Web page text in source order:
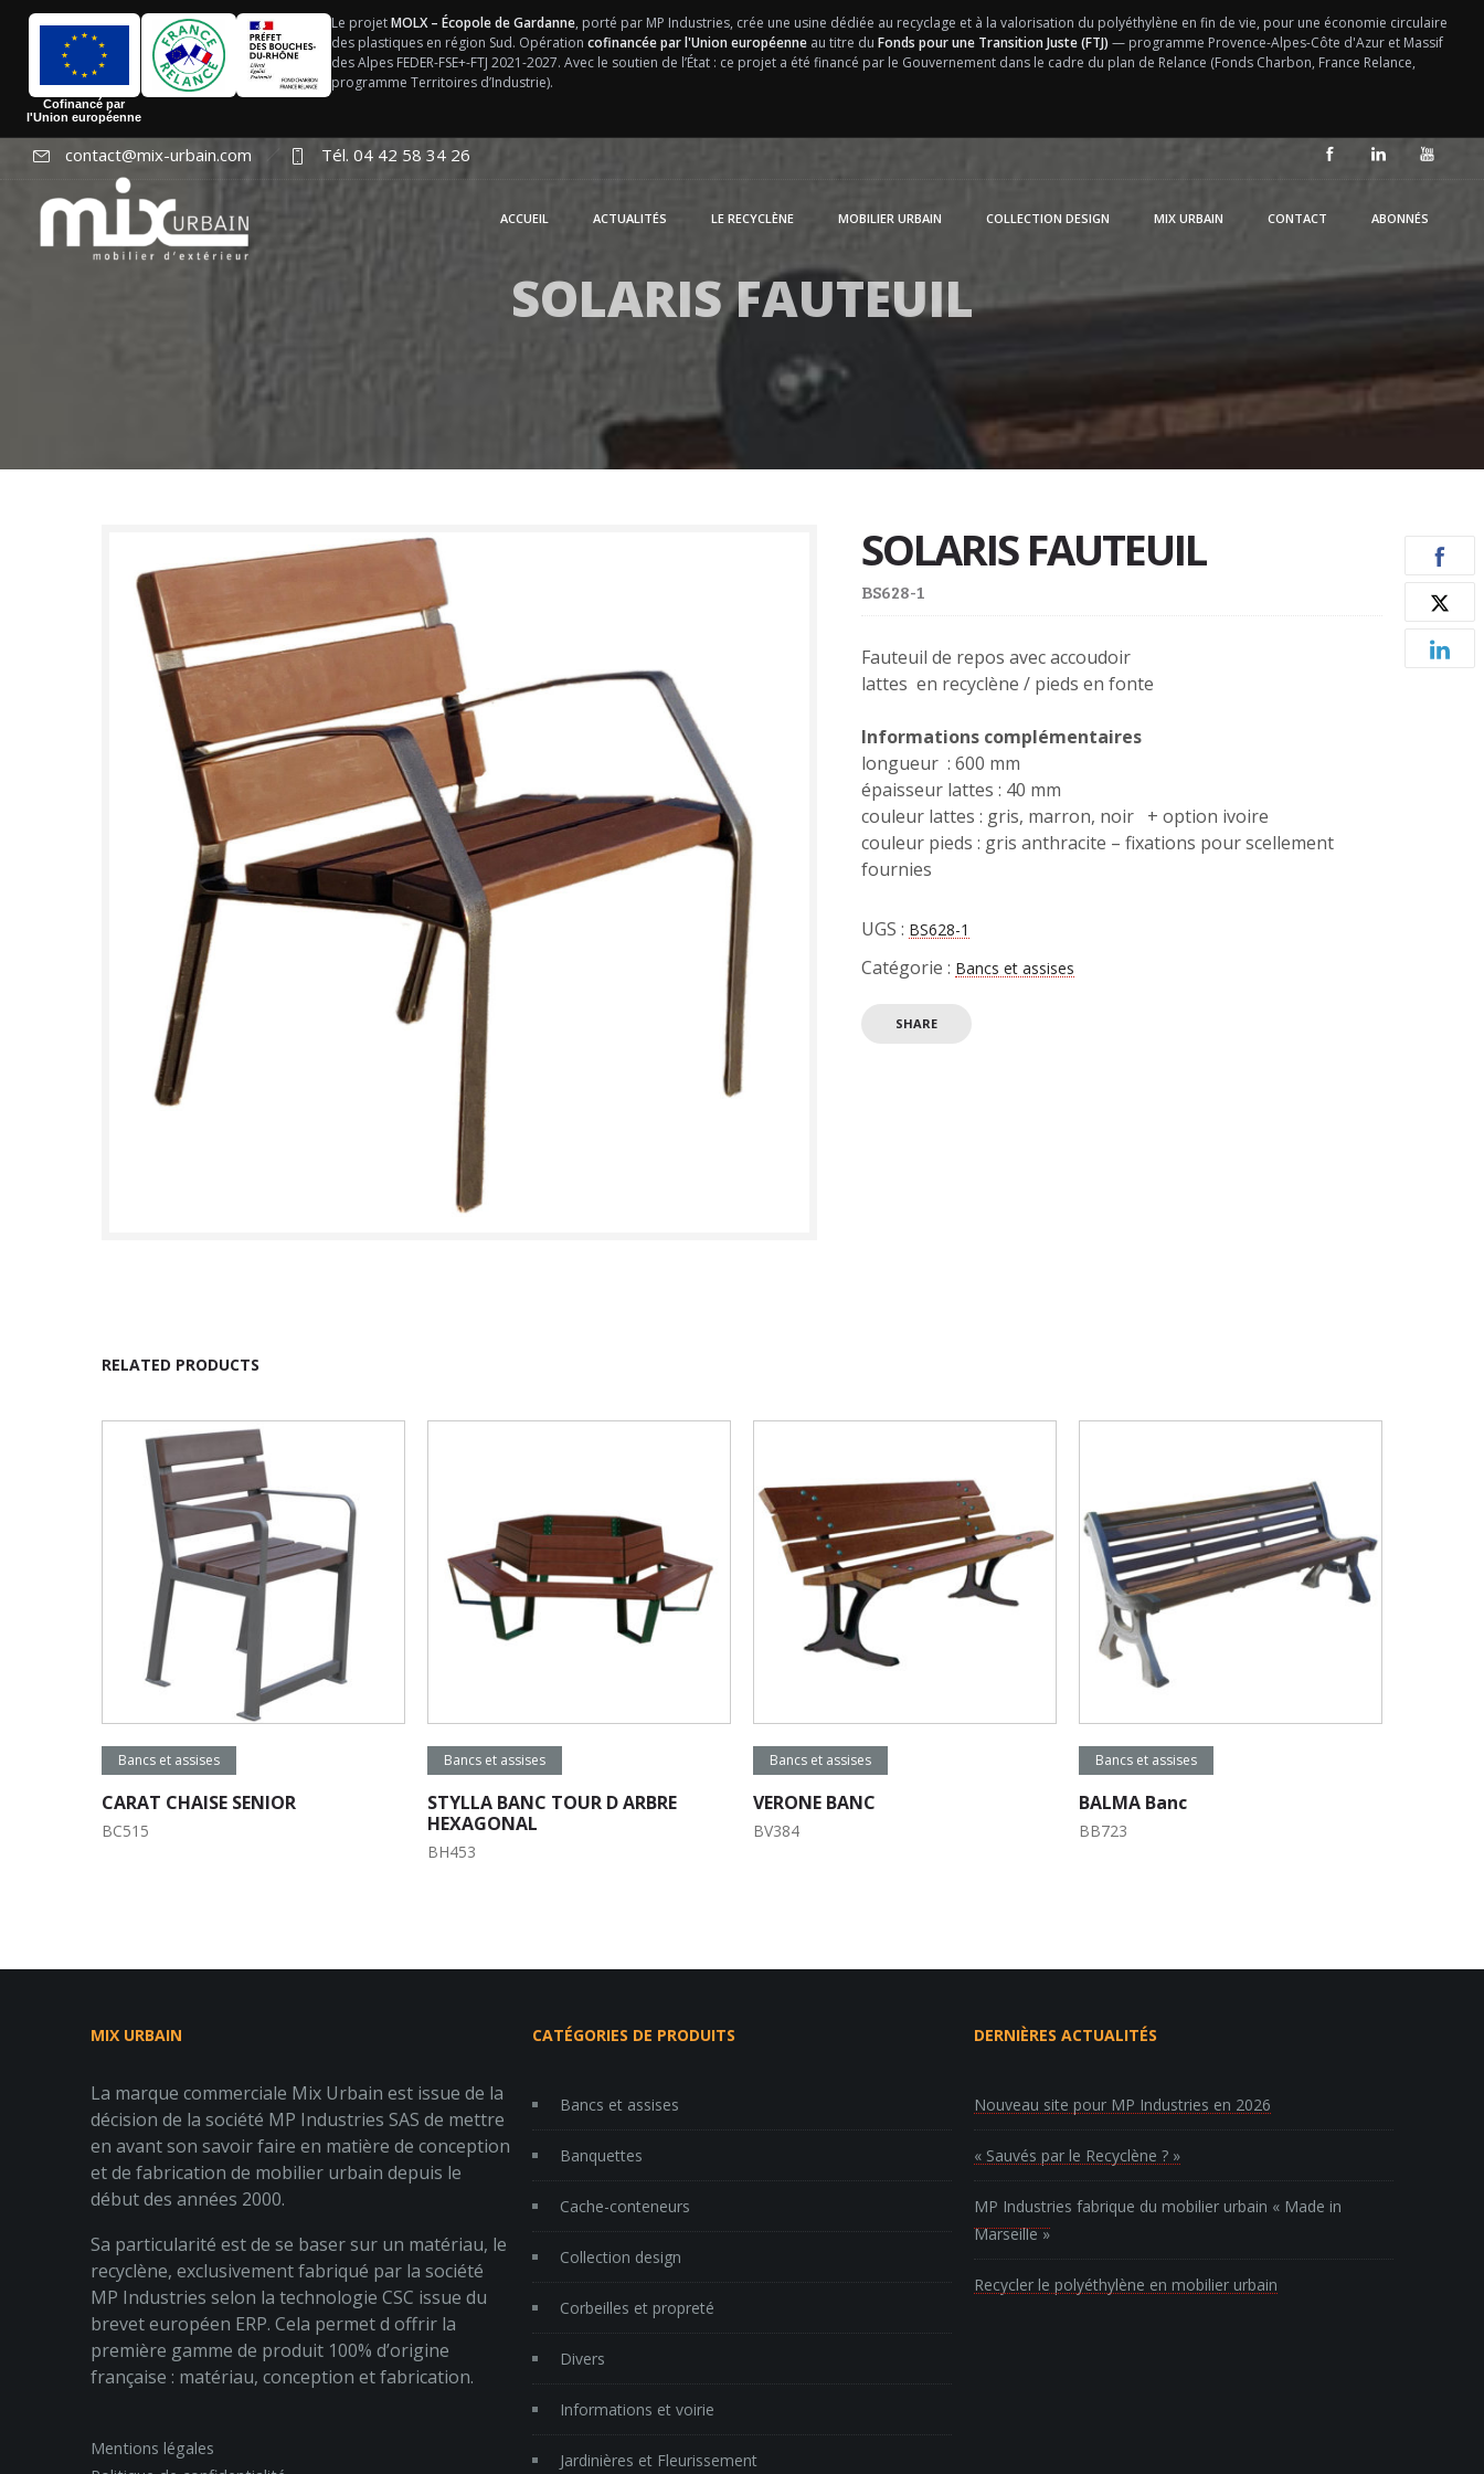
Cofinancé par
l'Union européenne
Le projetMOLX – Écopole de Gardanne, porté par MP Industries, crée une usine dédiée au recyclage et à la valorisation du polyéthylène en fin de vie, pour une économie circulaire
des plastiques en région Sud. Opération cofinancée par l'Union européenneau titre du Fonds pour une Transition Juste (FTJ) — programme Provence-Alpes-Côte d'Azur et Massif
des Alpes FEDER-FSE+-FTJ 2021-2027. Avec le soutien de l’État : ce projet a été financé par le Gouvernement dans le cadre du plan de Relance (Fonds Charbon, France Relance,
programme Territoires d’Industrie).
contact@mix-urbain.com Tél. 04 42 58 34 26
ACCUEIL ACTUALITÉS LE RECYCLÈNE MOBILIER URBAIN COLLECTION DESIGN MIX URBAIN CONTACT ABONNÉS
SOLARIS FAUTEUIL
SOLARIS FAUTEUIL
BS628-1
Fauteuil de repos avec accoudoir
lattes en recyclène / pieds en fonte
Informations complémentaires
longueur : 600 mm
épaisseur lattes : 40 mm
couleur lattes : gris, marron, noir + option ivoire
couleur pieds : gris anthracite – fixations pour scellement
fournies
UGS : BS628-1
Catégorie : Bancs et assises
SHARE
RELATED PRODUCTS
Lire la suite
Bancs et assises
CARAT CHAISE SENIOR
BC515
Lire la suite
Bancs et assises
STYLLA BANC TOUR D ARBRE
HEXAGONAL
BH453
Lire la suite
Bancs et assises
VERONE BANC
BV384
Lire la suite
Bancs et assises
BALMA Banc
BB723
MIX URBAIN
La marque commerciale Mix Urbain est issue de la
décision de la société MP Industries SAS de mettre
en avant son savoir faire en matière de conception
et de fabrication de mobilier urbain depuis le
début des années 2000.
Sa particularité est de se baser sur un matériau, le
recyclène, exclusivement fabriqué par la société
MP Industries selon la technologie CSC issue du
brevet européen ERP. Cela permet d offrir la
première gamme de produit 100% d’origine
française : matériau, conception et fabrication.
Mentions légales
CATÉGORIES DE PRODUITS
Bancs et assises
Banquettes
Cache-conteneurs
Collection design
Corbeilles et propreté
Divers
Informations et voirie
Jardinières et Fleurissement
DERNIÈRES ACTUALITÉS
Nouveau site pour MP Industries en 2026
« Sauvés par le Recyclène ? »
MP Industries fabrique du mobilier urbain « Made in
Marseille »
Recycler le polyéthylène en mobilier urbain